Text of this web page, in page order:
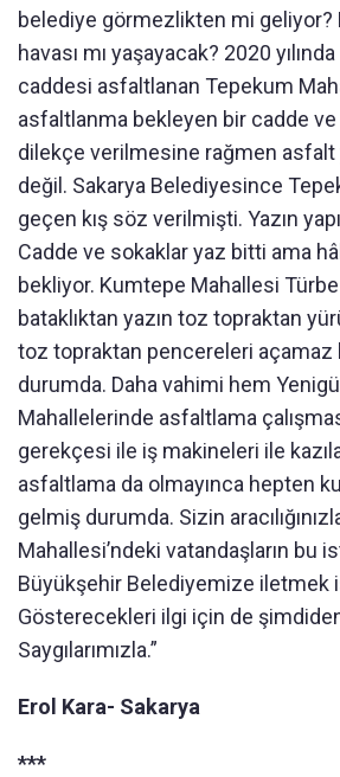
belediye görmezlikten mi geliyor?
havası mı yaşayacak? 2020
caddesi asfaltlanan Tepekum
asfaltlanma bekleyen bir cadde ve
dilekçe verilmesine rağmen
değil. Sakarya Belediyesince
geçen kış söz verilmişti. Yazın
Cadde ve sokaklar yaz bitti ama
bekliyor. Kumtepe Mahallesi Türbe
bataklıktan yazın toz topraktan
toz topraktan pencereleri açamaz
durumda. Daha vahimi hem
Mahallelerinde asfaltlama
gerekçesi ile iş makineleri ile
asfaltlama da olmayınca hepten
gelmiş durumda. Sizin
Mahallesi’ndeki vatandaşların bu
Büyükşehir Belediyemize iletmek
Gösterecekleri ilgi için de
Saygılarımızla.”
Erol Kara- Sakarya
***